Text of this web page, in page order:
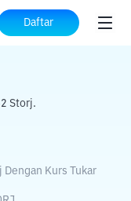
Daftar
STORJ
Storj.
Kurs Tukar